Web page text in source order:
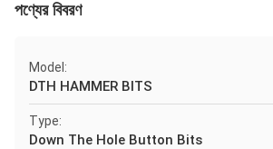
পণ্যের বিবরণ
Model:
DTH HAMMER BITS
Type:
Down The Hole Button Bits